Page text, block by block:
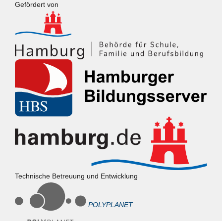
Gefördert von
Technische Betreuung und Entwicklung
POLYPLANET